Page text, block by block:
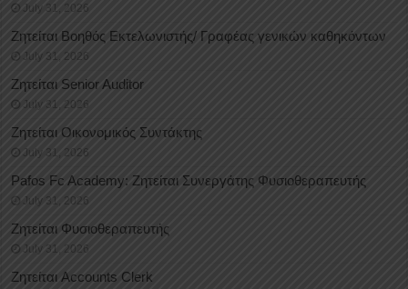
July 31, 2026
Ζητείται Βοηθός Εκτελωνιστής/ Γραφέας γενικών καθηκόντων
July 31, 2026
Ζητείται Senior Auditor
July 31, 2026
Ζητείται Οικονομικός Συντάκτης
July 31, 2026
Pafos Fc Academy: Ζητείται Συνεργάτης Φυσιοθεραπευτής
July 31, 2026
Ζητείται Φυσιοθεραπευτής
July 31, 2026
Ζητείται Accounts Clerk